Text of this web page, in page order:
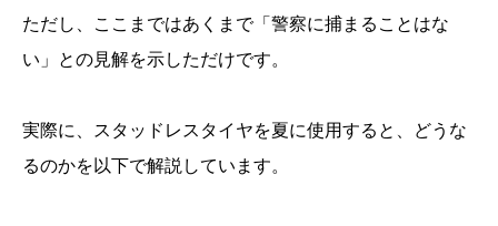
ただし、ここまではあくまで「警察に捕まることはな
い」との見解を示しただけです。
実際に、スタッドレスタイヤを夏に使用すると、どうな
るのかを以下で解説しています。